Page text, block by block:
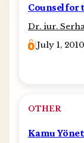
Counsel for
Dr. iur.
|July 1, 2010
OTHER
Kamu